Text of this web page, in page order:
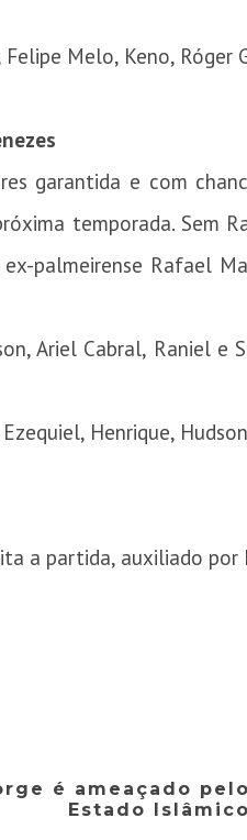
Felipe Melo, Keno, Róger
garantida e com
temporada. Sem
palmeirense Rafael
Ariel Cabral, Raniel e
Henrique,
a partida, auxiliado por
é ameaçado pelo
Estado Islâmico